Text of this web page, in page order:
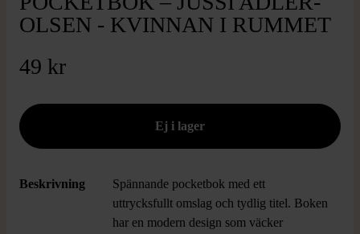
OLSEN - KVINNAN I RUMMET
49 kr
Beskrivning
Spännande pocketbok med ett
uttrycksfullt omslag och tydlig titel. Boken
har en modern design som väcker